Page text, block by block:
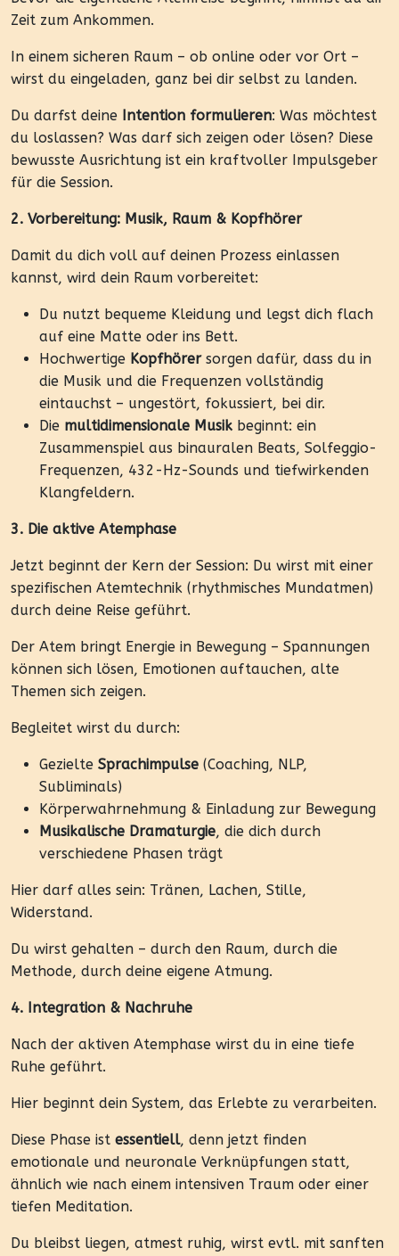
Zeit zum Ankommen.
In einem sicheren Raum – ob online oder vor Ort –
wirst du eingeladen, ganz bei dir selbst zu landen.
Du darfst deine Intention formulieren: Was möchtest
du loslassen? Was darf sich zeigen oder lösen? Diese
bewusste Ausrichtung ist ein kraftvoller Impulsgeber
für die Session.
2. Vorbereitung: Musik, Raum & Kopfhörer
Damit du dich voll auf deinen Prozess einlassen
kannst, wird dein Raum vorbereitet:
Du nutzt bequeme Kleidung und legst dich flach
auf eine Matte oder ins Bett.
Hochwertige Kopfhörersorgen dafür, dass du in
die Musik und die Frequenzen vollständig
eintauchst – ungestört, fokussiert, bei dir.
Die multidimensionale Musik beginnt: ein
Zusammenspiel aus binauralen Beats, Solfeggio-
Frequenzen, 432-Hz-Sounds und tiefwirkenden
Klangfeldern.
3. Die aktive Atemphase
Jetzt beginnt der Kern der Session: Du wirst mit einer
spezifischen Atemtechnik (rhythmisches Mundatmen)
durch deine Reise geführt.
Der Atem bringt Energie in Bewegung – Spannungen
können sich lösen, Emotionen auftauchen, alte
Themen sich zeigen.
Begleitet wirst du durch:
Gezielte Sprachimpulse (Coaching, NLP,
Subliminals)
Körperwahrnehmung & Einladung zur Bewegung
Musikalische Dramaturgie, die dich durch
verschiedene Phasen trägt
Hier darf alles sein: Tränen, Lachen, Stille,
Widerstand.
Du wirst gehalten – durch den Raum, durch die
Methode, durch deine eigene Atmung.
4. Integration & Nachruhe
Nach der aktiven Atemphase wirst du in eine tiefe
Ruhe geführt.
Hier beginnt dein System, das Erlebte zu verarbeiten.
Diese Phase ist essentiell, denn jetzt finden
emotionale und neuronale Verknüpfungen statt,
ähnlich wie nach einem intensiven Traum oder einer
tiefen Meditation.
Du bleibst liegen, atmest ruhig, wirst evtl. mit sanften